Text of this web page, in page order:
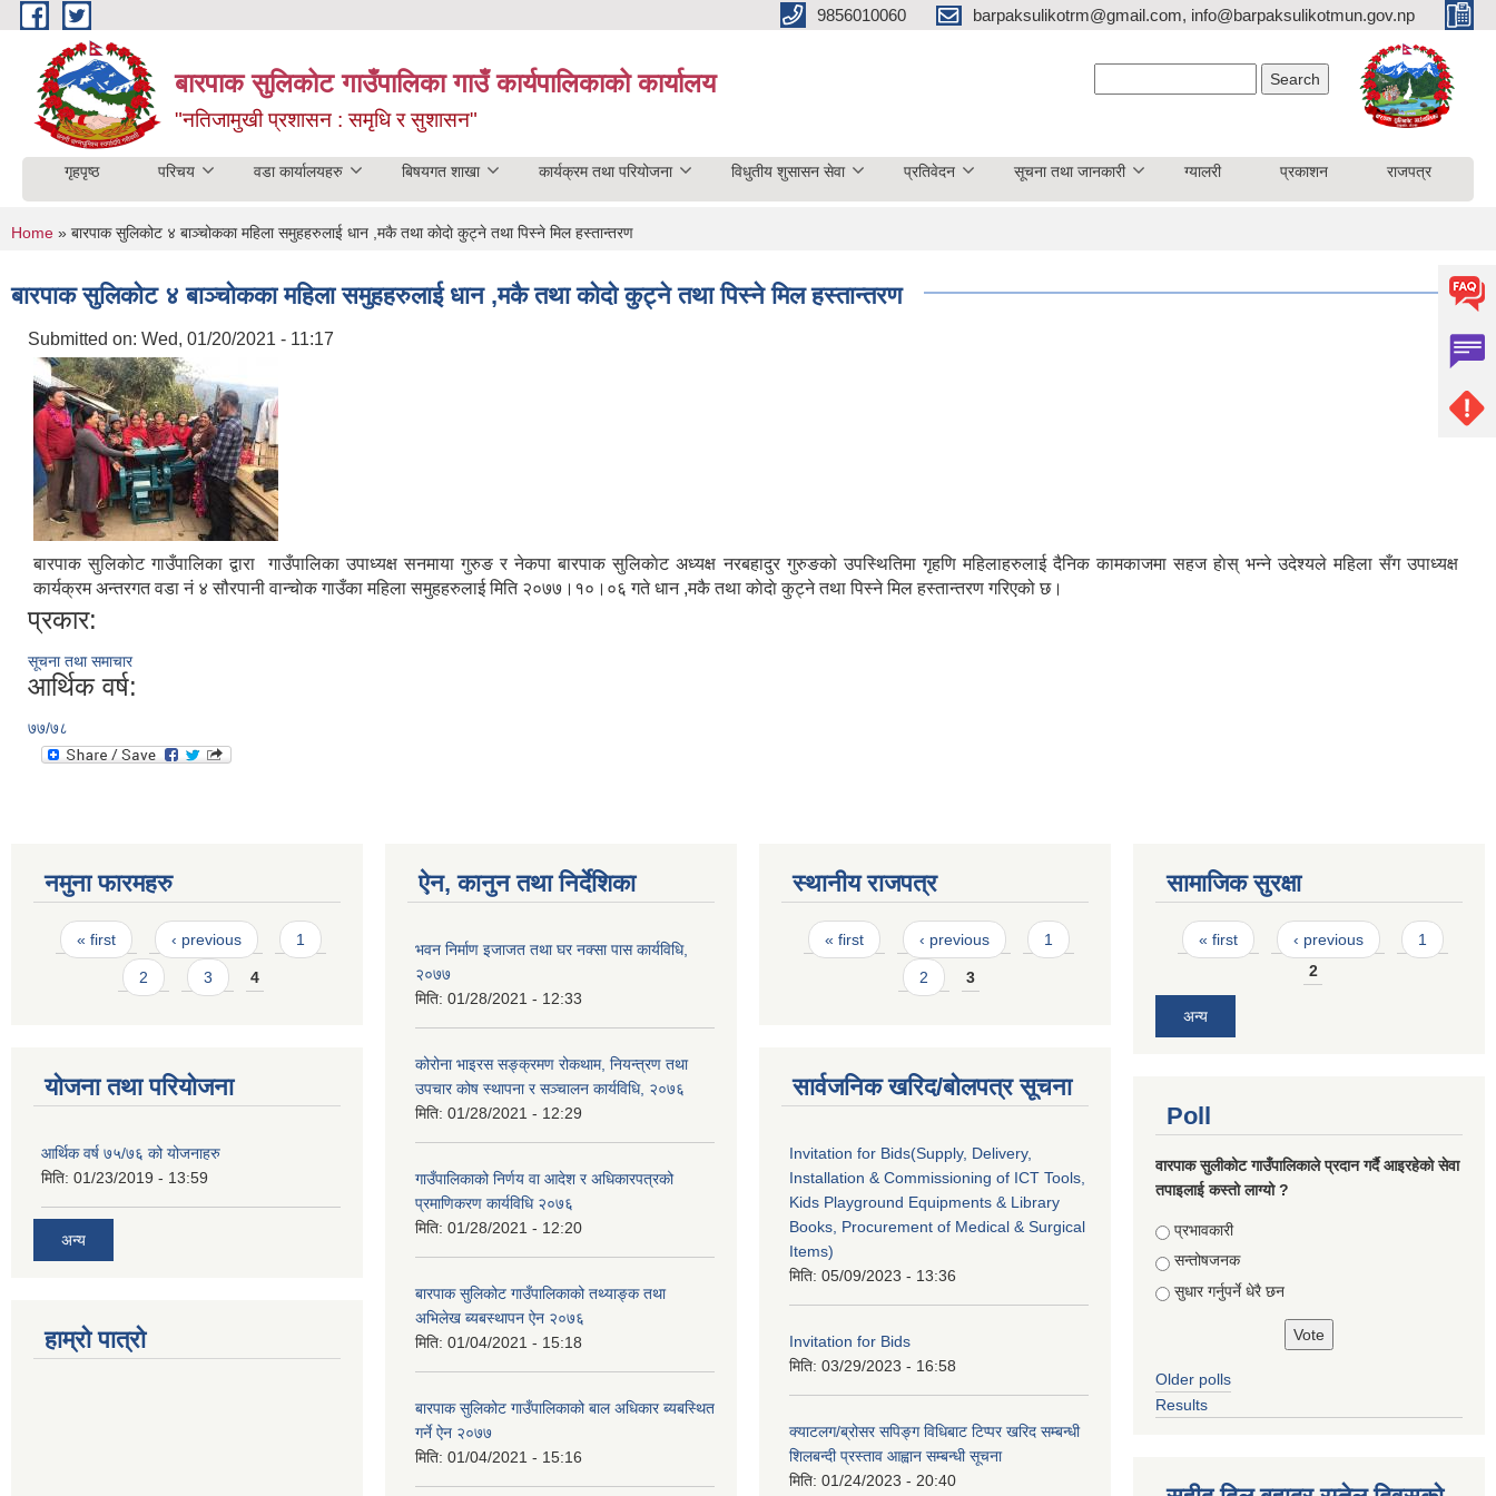
Skip to main content 9856010060 barpaksulikotrm@gmail.com, info@barpaksulikotmun.gov.np
बारपाक सुलिकोट गाउँपालिका गाउँ कार्यपालिकाको कार्यालय
"नतिजामुखी प्रशासन : समृधि र सुशासन"
गृहपृष्ठ परिचय वडा कार्यालयहरु बिषयगत शाखा कार्यक्रम तथा परियोजना विधुतीय शुसासन सेवा प्रतिवेदन सूचना तथा जानकारी ग्यालरी प्रकाशन राजपत्र
You are here
Home » बारपाक सुलिकोट ४ बाञ्चोकका महिला समुहहरुलाई धान ,मकै तथा काेदाे कुट्ने तथा पिस्ने मिल हस्तान्तरण
बारपाक सुलिकोट ४ बाञ्चोकका महिला समुहहरुलाई धान ,मकै तथा काेदाे कुट्ने तथा पिस्ने मिल हस्तान्तरण
Submitted on: Wed, 01/20/2021 - 11:17
बारपाक सुलिकोट गाउँपालिका द्वारा गाउँपालिका उपाध्यक्ष सनमाया गुरुङ र नेकपा बारपाक सुलिकाेट अध्यक्ष नरबहादुर गुरुङको उपस्थितिमा गृहणि महिलाहरुलाई दैनिक कामकाजमा सहज हाेस् भन्ने उदेश्यले महिला सँग उपाध्यक्ष
कार्यक्रम अन्तरगत वडा नं ४ सौरपानी वान्चाेक गाउँका महिला समुहहरुलाई मिति २०७७।१०।०६ गते धान ,मकै तथा काेदाे कुट्ने तथा पिस्ने मिल हस्तान्तरण गरिएको छ।
प्रकार:
सूचना तथा समाचार
आर्थिक वर्ष:
७७/७८
नमुना फारमहरु
Pages
« first ‹ previous 1
2 3 4
योजना तथा परियोजना
आर्थिक वर्ष ७५/७६ को योजनाहरु
मिति: 01/23/2019 - 13:59
अन्य
हाम्रो पात्रो
ऐन, कानुन तथा निर्देशिका
भवन निर्माण इजाजत तथा घर नक्सा पास कार्यविधि,
२०७७
मिति: 01/28/2021 - 12:33
कोरोना भाइरस सङ्क्रमण रोकथाम, नियन्त्रण तथा
उपचार कोष स्थापना र सञ्चालन कार्यविधि, २०७६
मिति: 01/28/2021 - 12:29
गाउँपालिकाको निर्णय वा आदेश र अधिकारपत्रको
प्रमाणिकरण कार्यविधि २०७६
मिति: 01/28/2021 - 12:20
बारपाक सुलिकोट गाउँपालिकाको तथ्याङ्क तथा
अभिलेख ब्यबस्थापन ऐन २०७६
मिति: 01/04/2021 - 15:18
बारपाक सुलिकोट गाउँपालिकाको बाल अधिकार ब्यबस्थित
गर्ने ऐन २०७७
मिति: 01/04/2021 - 15:16
स्थानीय राजपत्र
Pages
« first ‹ previous 1
2 3
सार्वजनिक खरिद/बोलपत्र सूचना
Invitation for Bids(Supply, Delivery,
Installation & Commissioning of ICT Tools,
Kids Playground Equipments & Library
Books, Procurement of Medical & Surgical
Items)
मिति: 05/09/2023 - 13:36
Invitation for Bids
मिति: 03/29/2023 - 16:58
क्याटलग/ब्रोसर सपिङ्ग विधिबाट टिप्पर खरिद सम्बन्धी
शिलबन्दी प्रस्ताव आह्वान सम्बन्धी सूचना
मिति: 01/24/2023 - 20:40
सामाजिक सुरक्षा
Pages
« first ‹ previous
1
2
अन्य
Poll
वारपाक सुलीकोट गाउँपालिकाले प्रदान गर्दै आइरहेको सेवा
तपाइलाई कस्तो लाग्यो ?
Choices
प्रभावकारी
सन्तोषजनक
सुधार गर्नुपर्ने धेरै छन
Older polls
Results